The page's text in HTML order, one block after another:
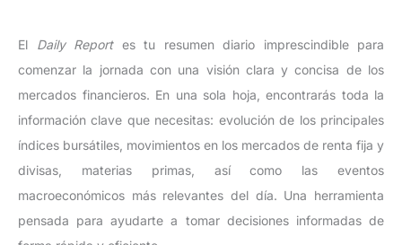
El Daily Reportes tu resumen diario imprescindible para
comenzar la jornada con una visión clara y concisa de los
mercados financieros. En una sola hoja, encontrarás toda la
información clave que necesitas: evolución de los principales
índices bursátiles, movimientos en los mercados de renta fija y
divisas, materias primas, así como las eventos
macroeconómicos más relevantes del día. Una herramienta
pensada para ayudarte a tomar decisiones informadas de